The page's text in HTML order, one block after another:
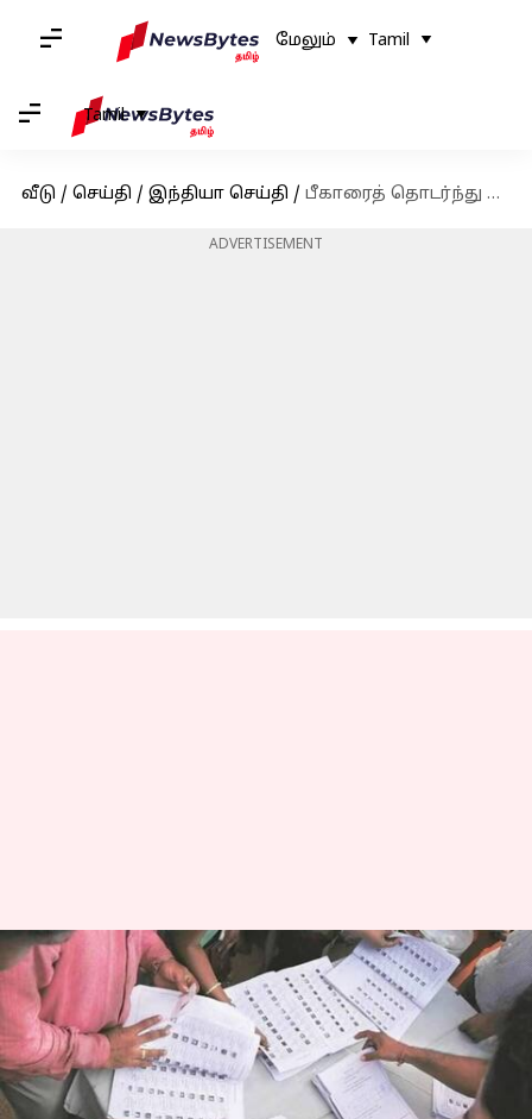
மேலும் Tamil
Tamil
வீடு / செய்தி / இந்தியா செய்தி / பீகாரைத் தொடர்ந்து டெல்லியிலும் தொடங்குகிறது SIR பணிகள்; தேர்தல் ஆணையம் அறிவிப்பு
ADVERTISEMENT
பீகாரைத் தொடர்ந்து
டெல்லியிலும்
தொடங்குகிறது SIR
பணிகள்; தேர்தல்
ஆணையம் அறிவிப்பு